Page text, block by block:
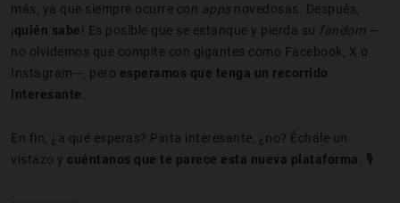
más, ya que siempre ocurre con apps novedosas. Después,
¡quién sabe! Es posible que se estanque y pierda su fandom —
no olvidemos que compite con gigantes como Facebook, X o
Instagram—, pero esperamos que tenga un recorrido
interesante.
En fin, ¿a qué esperas? Pinta interesante, ¿no? Échale un
vistazo y cuéntanos que te parece esta nueva plataforma. 🎙️